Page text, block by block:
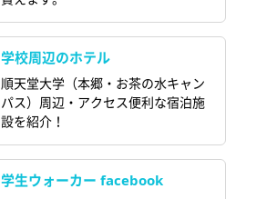
学校周辺のホテル
順天堂大学（本郷・お茶の水キャン
パス）周辺・アクセス便利な宿泊施
設を紹介！
学生ウォーカー facebook